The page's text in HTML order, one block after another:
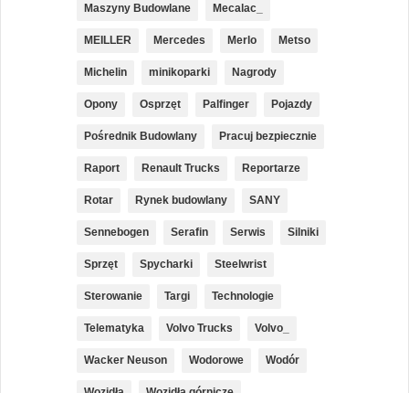
Maszyny Budowlane Mecalac_
MEILLER Mercedes Merlo Metso
Michelin minikoparki Nagrody
Opony Osprzęt Palfinger Pojazdy
Pośrednik Budowlany Pracuj bezpiecznie
Raport Renault Trucks Reportarze
Rotar Rynek budowlany SANY
Sennebogen Serafin Serwis Silniki
Sprzęt Spycharki Steelwrist
Sterowanie Targi Technologie
Telematyka Volvo Trucks Volvo_
Wacker Neuson Wodorowe Wodór